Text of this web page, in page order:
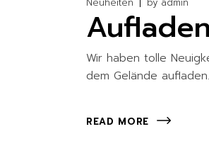
Wir haben tolle
dem Gelände
READ MORE